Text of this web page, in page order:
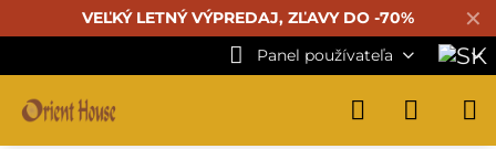
✕
VEĽKÝ LETNÝ VÝPREDAJ, ZĽAVY DO -70%
Panel používateľa